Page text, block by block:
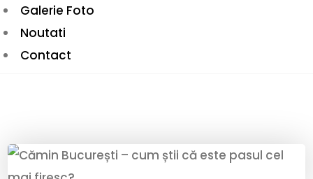
Galerie Foto
Noutati
Contact